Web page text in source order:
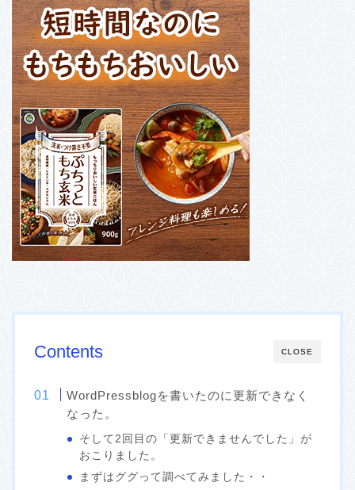
CLOSE
Contents
WordPressblogを書いたのに更新できなく
なった。
そして2回目の「更新できませんでした」が
おこりました。
まずはググって調べてみました・・